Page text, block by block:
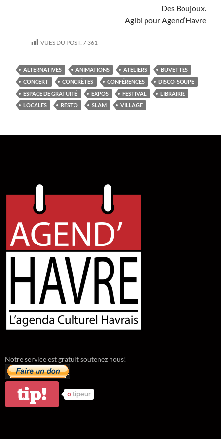
Des Boujoux.
Agibi pour Agend’Havre
VUES DU POST: 7 361
ALTERNATIVES ANIMATIONS ATELIERS
BUVETTES
CONCERT
CONCRÈTES CONFÉRENCES
DISCO-SOUPE
ESPACE DE GRATUITÉ
EXPOS FESTIVAL
LIBRAIRIE
LOCALES
RESTO SLAM VILLAGE
Notre service est gratuit soutenez nous!
tip! 0 tipeur